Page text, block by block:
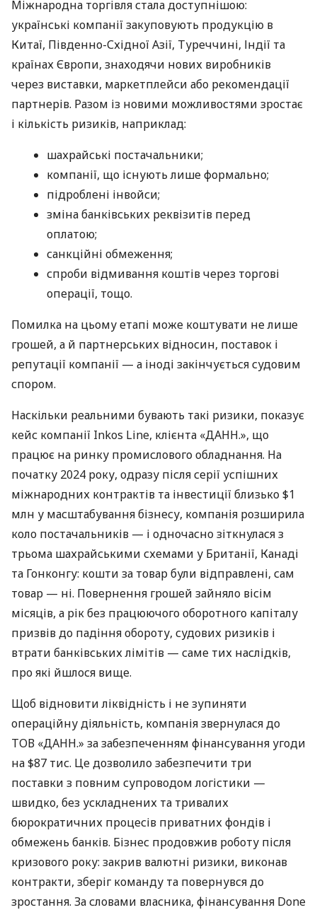
Міжнародна торгівля стала доступнішою:
українські компанії закуповують продукцію в
Китаї, Південно-Східної Азії, Туреччині, Індії та
країнах Європи, знаходячи нових виробників
через виставки, маркетплейси або рекомендації
партнерів. Разом із новими можливостями зростає
і кількість ризиків, наприклад:
шахрайські постачальники;
компанії, що існують лише формально;
підроблені інвойси;
зміна банківських реквізитів перед
оплатою;
санкційні обмеження;
спроби відмивання коштів через торгові
операції, тощо.
Помилка на цьому етапі може коштувати не лише
грошей, а й партнерських відносин, поставок і
репутації компанії — а іноді закінчується судовим
спором.
Наскільки реальними бувають такі ризики, показує
кейс компанії Inkos Line, клієнта «ДАНН.», що
працює на ринку промислового обладнання. На
початку 2024 року, одразу після серії успішних
міжнародних контрактів та інвестиції близько $1
млн у масштабування бізнесу, компанія розширила
коло постачальників — і одночасно зіткнулася з
трьома шахрайськими схемами у Британії, Канаді
та Гонконгу: кошти за товар були відправлені, сам
товар — ні. Повернення грошей зайняло вісім
місяців, а рік без працюючого оборотного капіталу
призвів до падіння обороту, судових ризиків і
втрати банківських лімітів — саме тих наслідків,
про які йшлося вище.
Щоб відновити ліквідність і не зупиняти
операційну діяльність, компанія звернулася до
ТОВ «ДАНН.» за забезпеченням фінансування угоди
на $87 тис. Це дозволило забезпечити три
поставки з повним супроводом логістики —
швидко, без ускладнених та тривалих
бюрократичних процесів приватних фондів і
обмежень банків. Бізнес продовжив роботу після
кризового року: закрив валютні ризики, виконав
контракти, зберіг команду та повернувся до
зростання. За словами власника, фінансування Done